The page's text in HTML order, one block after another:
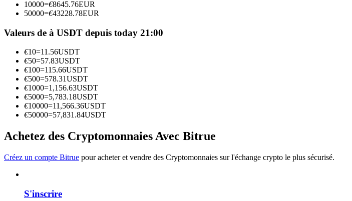
Copie de Trading
Rejoignez les meilleurs traders
10000=€8645.76EUR
50000=€43228.78EUR
Valeurs de à USDT depuis today 21:00
€10=11.56USDT
€50=57.83USDT
€100=115.66USDT
€500=578.31USDT
€1000=1,156.63USDT
€5000=5,783.18USDT
€10000=11,566.36USDT
€50000=57,831.84USDT
Achetez des Cryptomonnaies Avec Bitrue
Créez un compte Bitrue pour acheter et vendre des Cryptomonnaies sur l'échange crypto le plus sécurisé.
S'inscrire